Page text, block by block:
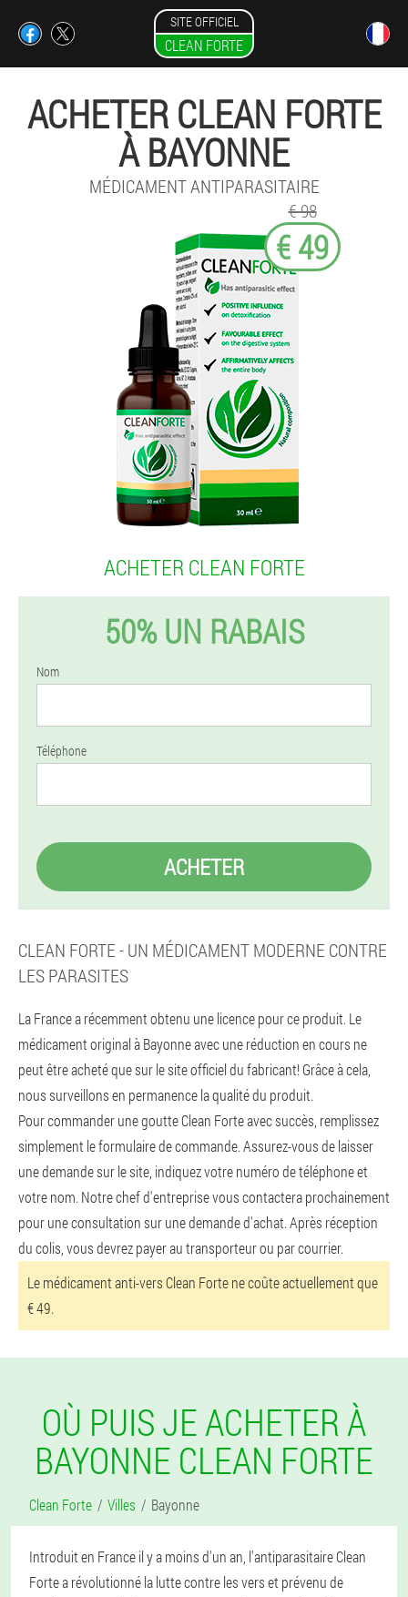
SITE OFFICIEL
CLEAN FORTE
ACHETER CLEAN FORTE
À BAYONNE
MÉDICAMENT ANTIPARASITAIRE
€ 98
€ 49
ACHETER CLEAN FORTE
50% UN RABAIS
Nom
Téléphone
ACHETER
CLEAN FORTE - UN MÉDICAMENT MODERNE CONTRE
LES PARASITES
La France a récemment obtenu une licence pour ce produit. Le
médicament original à Bayonne avec une réduction en cours ne
peut être acheté que sur le site officiel du fabricant! Grâce à cela,
nous surveillons en permanence la qualité du produit.
Pour commander une goutte Clean Forte avec succès, remplissez
simplement le formulaire de commande. Assurez-vous de laisser
une demande sur le site, indiquez votre numéro de téléphone et
votre nom. Notre chef d'entreprise vous contactera prochainement
pour une consultation sur une demande d'achat. Après réception
du colis, vous devrez payer au transporteur ou par courrier.
Le médicament anti-vers Clean Forte ne coûte actuellement que
€ 49.
OÙ PUIS JE ACHETER À
BAYONNE CLEAN FORTE
Clean Forte Villes Bayonne
Introduit en France il y a moins d'un an, l'antiparasitaire Clean
Forte a révolutionné la lutte contre les vers et prévenu de